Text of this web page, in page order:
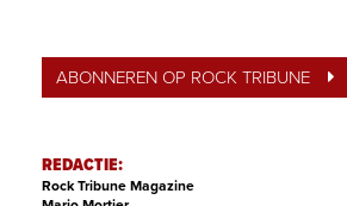
ABONNEREN OP ROCK TRIBUNE
REDACTIE:
Rock Tribune Magazine